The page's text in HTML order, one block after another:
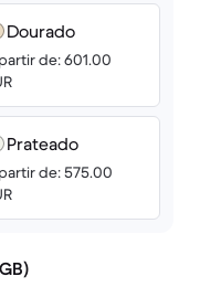
Dourado
de: 601.00
Prateado
de: 575.00